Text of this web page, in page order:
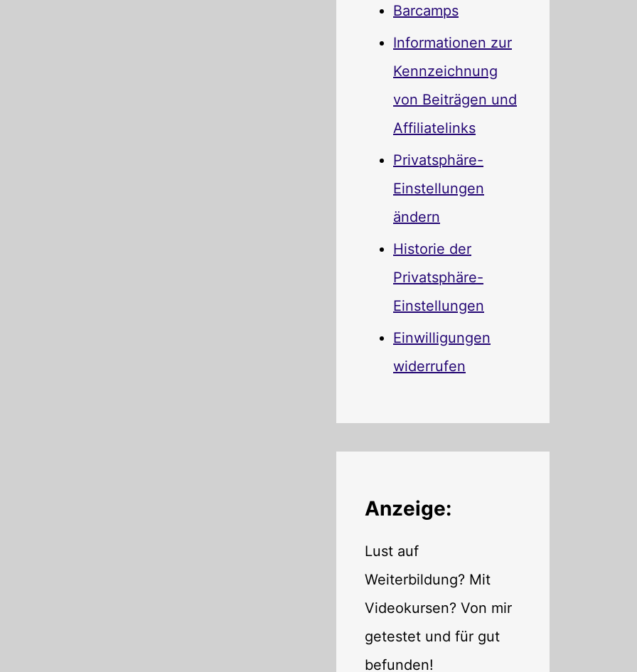
Barcamps
Informationen zur
Kennzeichnung
von Beiträgen und
Affiliatelinks
Privatsphäre-
Einstellungen
ändern
Historie der
Privatsphäre-
Einstellungen
Einwilligungen
widerrufen
Anzeige:
Lust auf
Weiterbildung? Mit
Videokursen? Von mir
getestet und für gut
befunden!